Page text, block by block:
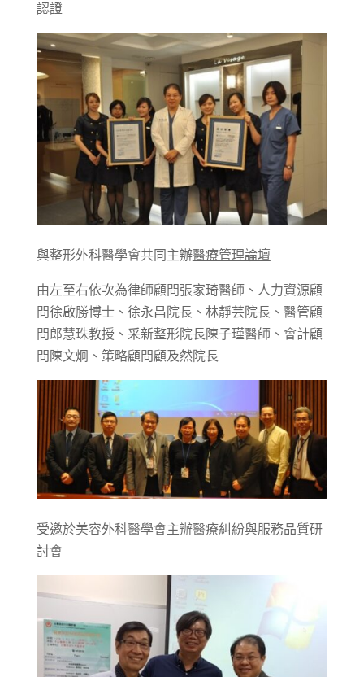
認證
與整形外科醫學會共同主辦醫療管理論壇
由左至右依次為律師顧問張家琦醫師、人力資源顧
問徐啟勝博士、徐永昌院長、林靜芸院長、醫管顧
問郎慧珠教授、采新整形院長陳子瑾醫師、會計顧
問陳文炯、策略顧問顧及然院長
受邀於美容外科醫學會主辦醫療糾紛與服務品質研
討會